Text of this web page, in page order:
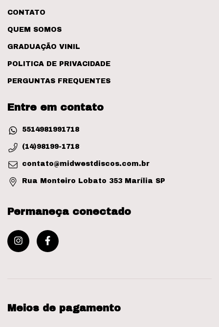
CONTATO
QUEM SOMOS
GRADUAÇÃO VINIL
POLITICA DE PRIVACIDADE
PERGUNTAS FREQUENTES
Entre em contato
5514981991718
(14)98199-1718
contato@midwestdiscos.com.br
Rua Monteiro Lobato 353 Marília SP
Permaneça conectado
Meios de pagamento